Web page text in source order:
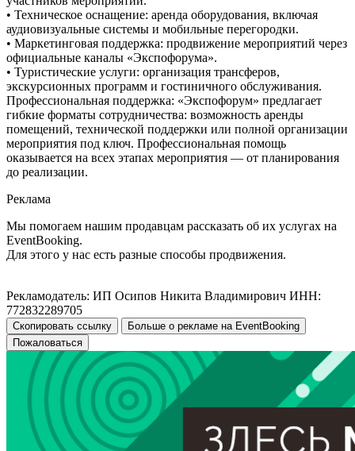
• Техническое оснащение: аренда оборудования, включая
аудиовизуальные системы и мобильные перегородки.
• Маркетинговая поддержка: продвижение мероприятий через
официальные каналы «Экспофорума».
• Туристические услуги: организация трансферов,
экскурсионных программ и гостиничного обслуживания.
Профессиональная поддержка: «Экспофорум» предлагает
гибкие форматы сотрудничества: возможность аренды
помещений, технической поддержки или полной организации
мероприятия под ключ. Профессиональная помощь
оказывается на всех этапах мероприятия — от планирования
до реализации.
Реклама
Мы помогаем нашим продавцам рассказать об их услугах на
EventBooking.
Для этого у нас есть разные способы продвижения.
Рекламодатель: ИП Осипов Никита Владимирович ИНН:
772832289705
Скопировать ссылку
Больше о рекламе на EventBooking
Пожаловаться